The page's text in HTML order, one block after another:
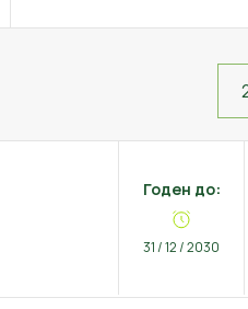
Годен до:
31 / 12 / 2030